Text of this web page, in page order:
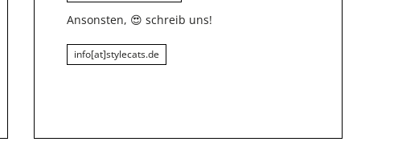
Ansonsten, 😍 schreib uns!
info[at]stylecats.de